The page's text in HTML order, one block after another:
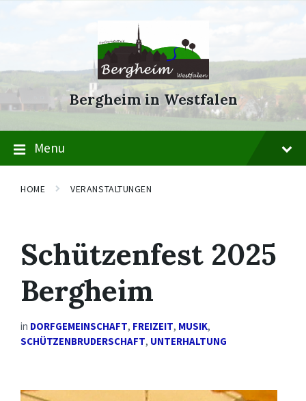
Skip
Skip
Skip
Bergheim in Westfalen
Menu
HOME VERANSTALTUNGEN
Schützenfest 2025
Bergheim
in DORFGEMEINSCHAFT, FREIZEIT, MUSIK,
SCHÜTZENBRUDERSCHAFT, UNTERHALTUNG